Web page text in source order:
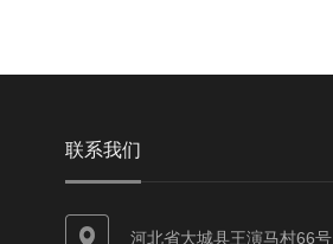
联系我们
河北省大城县王演马村66号